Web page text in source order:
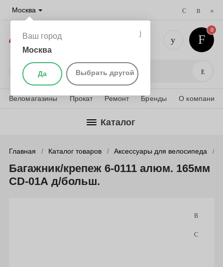
Москва
Ваш город
Москва
Да Выбрать другой Поиск
+7 (495)
0
Веломагазины Прокат Ремонт Бренды О компании
Каталог
Главная Каталог товаров Аксессуары для велосипеда
Багажник/крепеж 6-0111 алюм. 165мм
CD-01А д/больш.